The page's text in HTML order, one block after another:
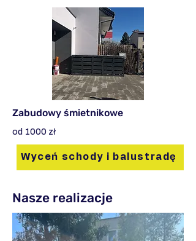
Zabudowy śmietnikowe
od 1000 zł
Wyceń schody i balustradę
Nasze realizacje